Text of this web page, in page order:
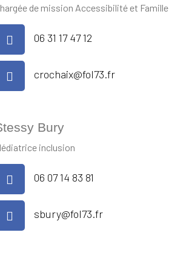
de mission Accessibilité et Famille
06 31 17 47 12
crochaix@fol73.fr
Bury
inclusion
06 07 14 83 81
sbury@fol73.fr